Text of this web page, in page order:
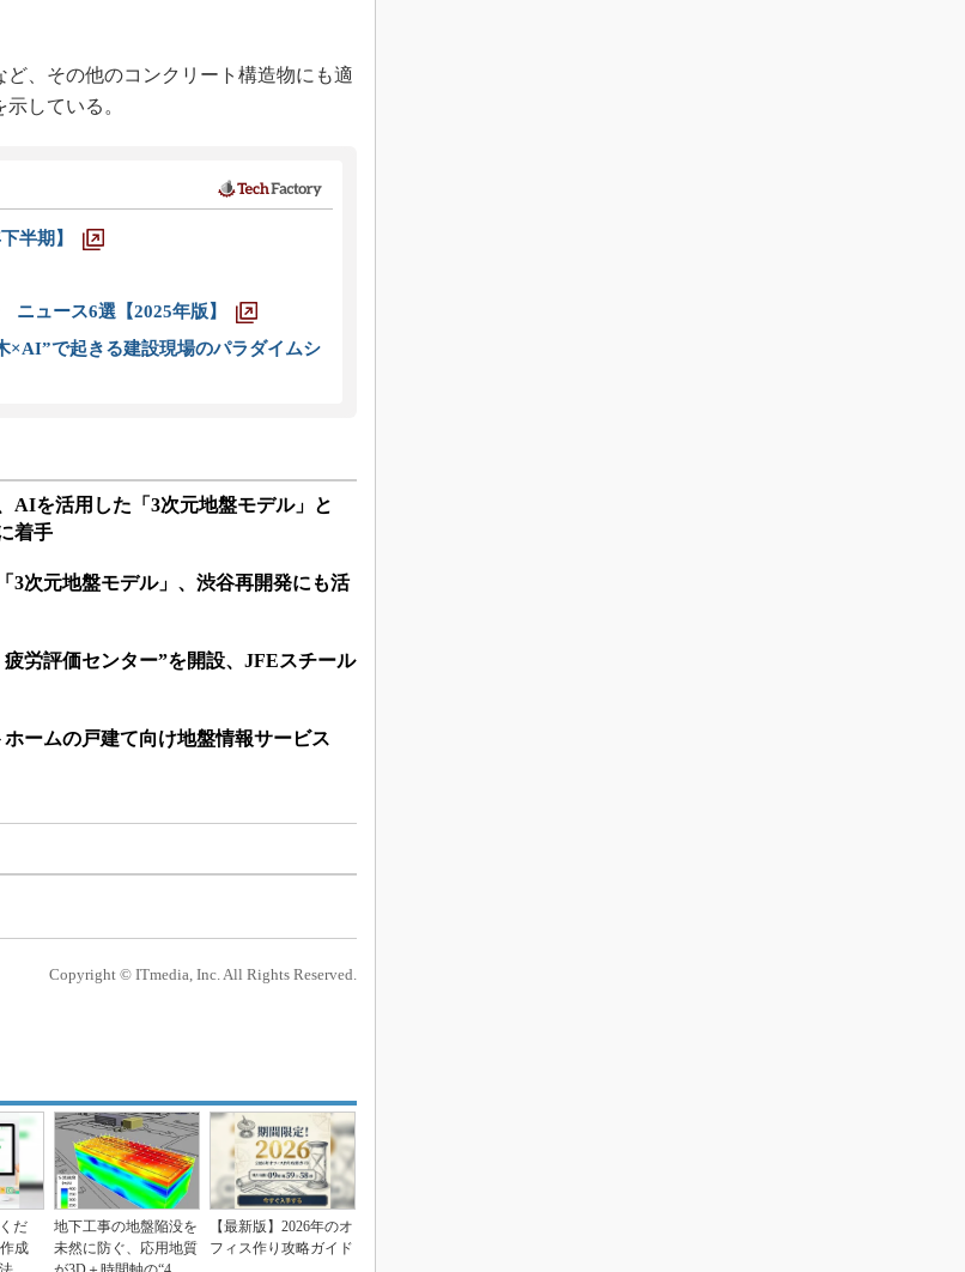
、その他のコンクリート構造物にも適
している。
半期】
ュース6選【2025年版】
で起きる建設現場のパラダイムシ
AIを活用した「3次元地盤モデル」と
着手
3次元地盤モデル」、渋谷再開発にも活
労評価センター”を開設、JFEスチール
ームの戸建て向け地盤情報サービス
Copyright © ITmedia, Inc. All Rights Reserved.
だ
成
地下工事の地盤陥没を
未然に防ぐ、応用地質
【最新版】2026年のオ
フィス作り攻略ガイド